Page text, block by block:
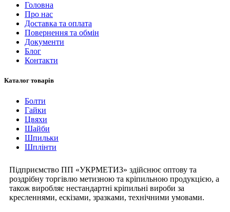
Головна
Про нас
Доставка та оплата
Повернення та обмін
Документи
Блог
Контакти
Каталог товарів
Болти
Гайки
Цвяхи
Шайби
Шпильки
Шплінти
Підприємство ПП «УКРМЕТИЗ» здійснює оптову та
роздрібну торгівлю метизною та кріпильною продукцією, а
також виробляє нестандартні кріпильні вироби за
кресленнями, ескізами, зразками, технічними умовами.